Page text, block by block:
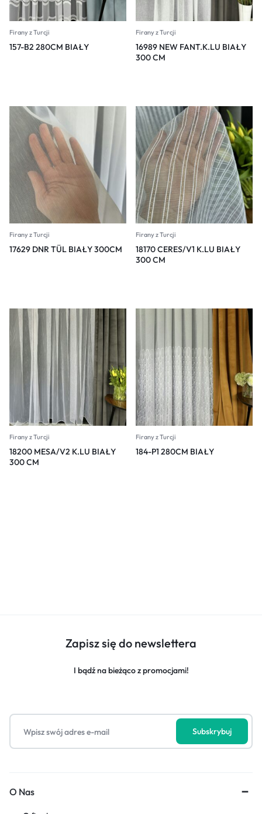
Firany z Turcji
157-B2 280CM BIAŁY
Firany z Turcji
16989 NEW FANT.K.LU BIAŁY
300 CM
Firany z Turcji
17629 DNR TÜL BIAŁY 300CM
Firany z Turcji
18170 CERES/V1 K.LU BIAŁY
300 CM
Firany z Turcji
18200 MESA/V2 K.LU BIAŁY
300 CM
Firany z Turcji
184-P1 280CM BIAŁY
Zapisz się do newslettera
I bądź na bieżąco z promocjami!
O Nas